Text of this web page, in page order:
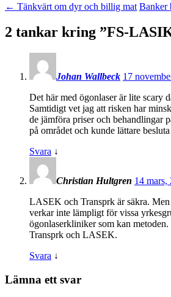
← Tänkvärt om dyr och billig mat Banker
2 tankar kring ”FS-
Johan Wallbeck 17
Det här med ögonlaser är lite scary
Samtidigt vet jag att risken har
de jämföra priser och behandlingar
på området och kunde lättare
Svara ↓
Christian Hultgren 14
LASEK och Transprk är säkra.
verkar inte lämpligt för vissa
ögonlaserkliniker som kan
Transprk och LASEK.
Svara ↓
Lämna ett svar